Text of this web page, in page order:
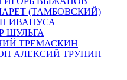
(ТАМБОВСКИЙ)
ИВАНУСА
ШУЛЬГА
ТРЕМАСКИН
АЛЕКСИЙ ТРУНИН